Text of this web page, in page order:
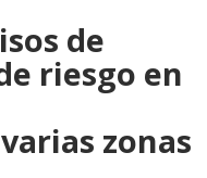
de
riesgo en
zonas